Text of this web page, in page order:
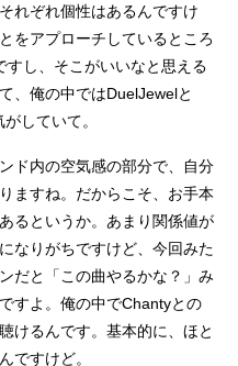
れぞれ個性はあるんですけ
をアプローチしているところ
すし、そこがいいなと思える
、俺の中ではDuelJewelと
していて。
ド内の空気感の部分で、自分
ますね。だからこそ、お手本
るというか。あまり関係値が
なりがちですけど、今回みた
だと「この曲やるかな？」み
すよ。俺の中でChantyとの
けるんです。基本的に、ほと
ですけど。